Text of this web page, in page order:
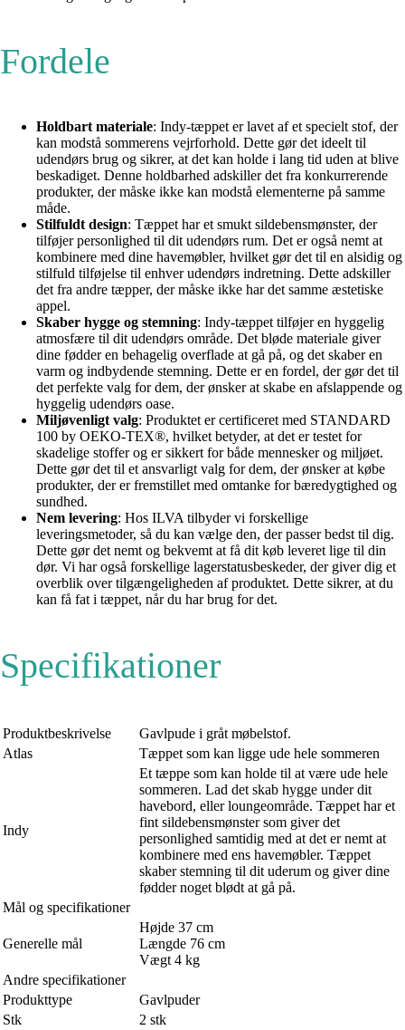
Fordele
Holdbart materiale: Indy-tæppet er lavet af et specielt stof, der
kan modstå sommerens vejrforhold. Dette gør det ideelt til
udendørs brug og sikrer, at det kan holde i lang tid uden at blive
beskadiget. Denne holdbarhed adskiller det fra konkurrerende
produkter, der måske ikke kan modstå elementerne på samme
måde.
Stilfuldt design: Tæppet har et smukt sildebensmønster, der
tilføjer personlighed til dit udendørs rum. Det er også nemt at
kombinere med dine havemøbler, hvilket gør det til en alsidig og
stilfuld tilføjelse til enhver udendørs indretning. Dette adskiller
det fra andre tæpper, der måske ikke har det samme æstetiske
appel.
Skaber hygge og stemning: Indy-tæppet tilføjer en hyggelig
atmosfære til dit udendørs område. Det bløde materiale giver
dine fødder en behagelig overflade at gå på, og det skaber en
varm og indbydende stemning. Dette er en fordel, der gør det til
det perfekte valg for dem, der ønsker at skabe en afslappende og
hyggelig udendørs oase.
Miljøvenligt valg: Produktet er certificeret med STANDARD
100 by OEKO-TEX®, hvilket betyder, at det er testet for
skadelige stoffer og er sikkert for både mennesker og miljøet.
Dette gør det til et ansvarligt valg for dem, der ønsker at købe
produkter, der er fremstillet med omtanke for bæredygtighed og
sundhed.
Nem levering: Hos ILVA tilbyder vi forskellige
leveringsmetoder, så du kan vælge den, der passer bedst til dig.
Dette gør det nemt og bekvemt at få dit køb leveret lige til din
dør. Vi har også forskellige lagerstatusbeskeder, der giver dig et
overblik over tilgængeligheden af produktet. Dette sikrer, at du
kan få fat i tæppet, når du har brug for det.
Specifikationer
Produktbeskrivelse
Gavlpude i gråt møbelstof.
Atlas
Tæppet som kan ligge ude hele sommeren
Indy
Et tæppe som kan holde til at være ude hele
sommeren. Lad det skab hygge under dit
havebord, eller loungeområde. Tæppet har et
fint sildebensmønster som giver det
personlighed samtidig med at det er nemt at
kombinere med ens havemøbler. Tæppet
skaber stemning til dit uderum og giver dine
fødder noget blødt at gå på.
Mål og specifikationer
Generelle mål
Højde 37 cm
Længde 76 cm
Vægt 4 kg
Andre specifikationer
Produkttype
Gavlpuder
Stk
2 stk